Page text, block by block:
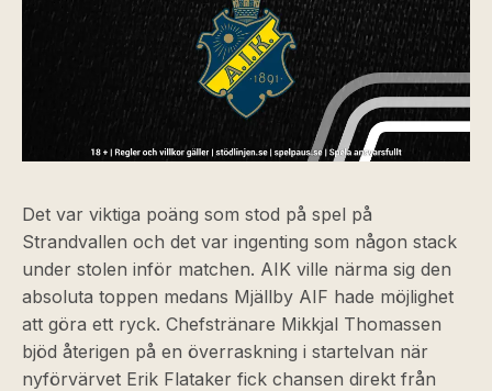
Det var viktiga poäng som stod på spel på
Strandvallen och det var ingenting som någon stack
under stolen inför matchen. AIK ville närma sig den
absoluta toppen medans Mjällby AIF hade möjlighet
att göra ett ryck. Chefstränare Mikkjal Thomassen
bjöd återigen på en överraskning i startelvan när
nyförvärvet Erik Flataker fick chansen direkt från